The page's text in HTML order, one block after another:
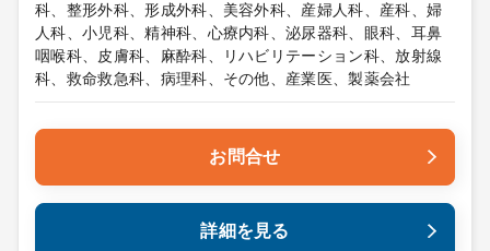
科、整形外科、形成外科、美容外科、産婦人科、産科、婦
人科、小児科、精神科、心療内科、泌尿器科、眼科、耳鼻
咽喉科、皮膚科、麻酔科、リハビリテーション科、放射線
科、救命救急科、病理科、その他、産業医、製薬会社
お問合せ
詳細を見る